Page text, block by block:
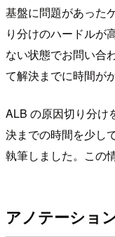
基盤に問題があった
り分けのハードルが
ない状態でお問い合
て解決までに時間が
ALB の原因切り分け
決までの時間を少し
執筆しました。この
アノテーショ